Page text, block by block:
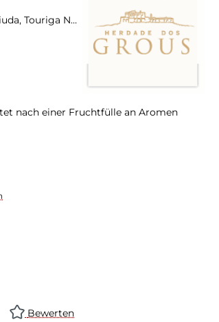
Alicante Bouschet, Tinta Miuda, Touriga Nacional
nach einer Fruchtfülle an Aromen
Bewerten